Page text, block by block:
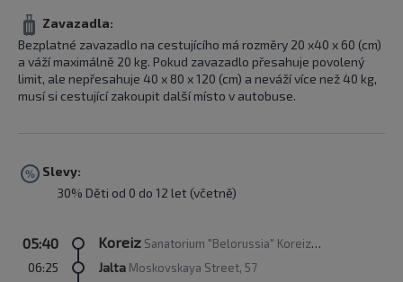
Zavazadla:
Bezplatné zavazadlo na cestujícího má rozměry 20 x40 x 60 (cm)
a váží maximálně 20 kg. Pokud zavazadlo přesahuje povolený
limit, ale nepřesahuje 40 x 80 x 120 (cm) a neváží více než 40 kg,
musí si cestující zakoupit další místo v autobuse.
Slevy:
30% Děti od 0 do 12 let (včetně)
05:40 Koreiz Sanatorium "Belorussia" Koreizskoye Highway, 2A
06:25 Jalta Moskovskaya Street, 57